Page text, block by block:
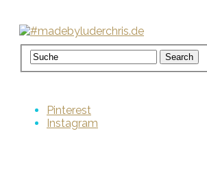
Pinterest
Instagram